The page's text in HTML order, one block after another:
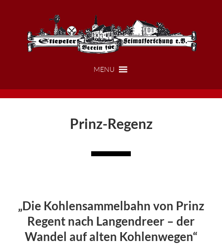
springen
springen
MENU
Prinz-Regenz
„Die Kohlensammelbahn von Prinz
Regent nach Langendreer – der
Wandel auf alten Kohlenwegen“